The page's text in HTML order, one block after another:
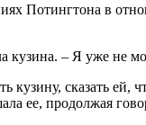
Потингтона в
– Я уже не
кузину, сказать ей,
ее, продолжая